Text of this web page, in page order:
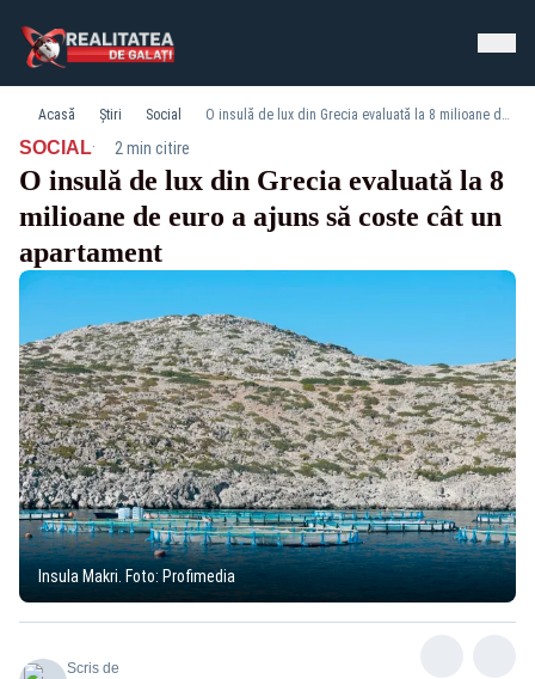
Acasă Știri Social O insulă de lux din Grecia evaluată la 8 milioane de euro a ajuns să coste cât un apartament
SOCIAL· 2 min citire
O insulă de lux din Grecia evaluată la 8
milioane de euro a ajuns să coste cât un
apartament
Insula Makri. Foto: Profimedia
Scris de